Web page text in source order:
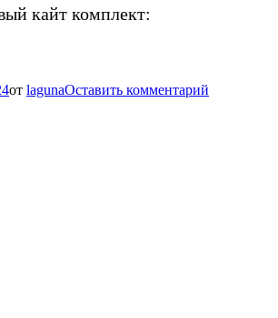
кайт комплект:
от lagunaОставить комментарий